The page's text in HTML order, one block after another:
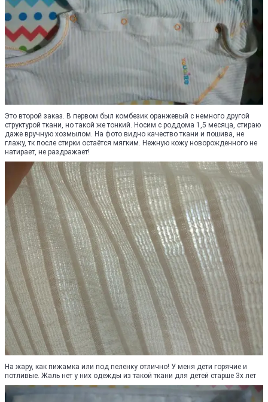
Это второй заказ. В первом был комбезик оранжевый с немного другой
структурой ткани, но такой же тонкий. Носим с роддома 1,5 месяца, стираю
даже вручную хозмылом. На фото видно качество ткани и пошива, не
глажу, тк после стирки остаётся мягким. Нежную кожу новорожденного не
натирает, не раздражает!
На жару, как пижамка или под пеленку отлично! У меня дети горячие и
потливые. Жаль нет у них одежды из такой ткани для детей старше 3х лет